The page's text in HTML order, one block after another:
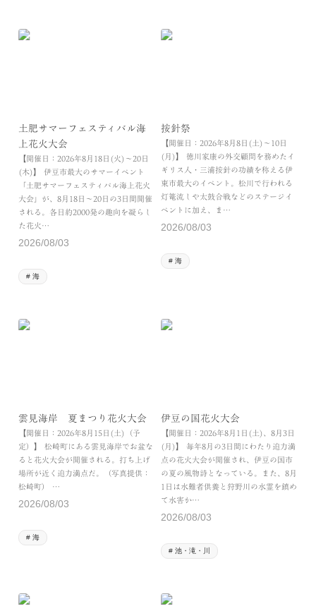
土肥サマーフェスティバル海
上花火大会
【開催日：2026年8月18日(火)～20日
(木)】 伊豆市最大のサマーイベント
「土肥サマーフェスティバル海上花火
大会」が、8月18日～20日の3日間開催
される。各日約2000発の趣向を凝らし
た花火…
2026/08/03
海
按針祭
【開催日：2026年8月8日(土)～10日
(月)】 徳川家康の外交顧問を務めたイ
ギリス人・三浦按針の功績を称える伊
東市最大のイベント。松川で行われる
灯篭流しや太鼓合戦などのステージイ
ベントに加え、ま…
2026/08/03
海
雲見海岸 夏まつり花火大会
【開催日：2026年8月15日(土)（予
定）】 松崎町にある雲見海岸でお盆な
ると花火大会が開催される。打ち上げ
場所が近く迫力満点だ。（写真提供：
松崎町） …
2026/08/03
海
伊豆の国花火大会
【開催日：2026年8月1日(土)、8月3日
(月)】 毎年8月の3日間にわたり迫力満
点の花火大会が開催され、伊豆の国市
の夏の風物詩となっている。また、8月
1日は水難者供養と狩野川の水霊を鎮め
て水害か…
2026/08/03
池・滝・川